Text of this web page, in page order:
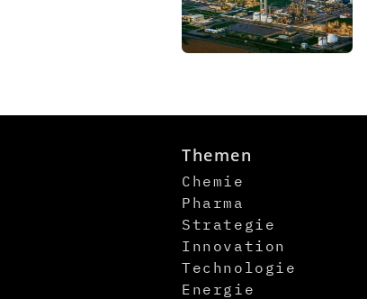
Themen
Chemie
Pharma
Strategie
Innovation
Technologie
Energie